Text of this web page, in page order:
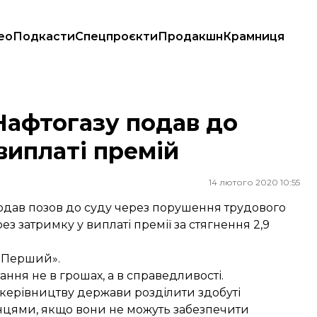
ПодкастиСпецпроєктиПродакшнКрамниця
подав до
премій
14 лютого 2020 10:55
позов до суду через порушення трудового
затримку у виплаті премії за стягнення 2,9
не в грошах, а в справедливості.
держави розділити здобуті
якщо вони не можуть забезпечити